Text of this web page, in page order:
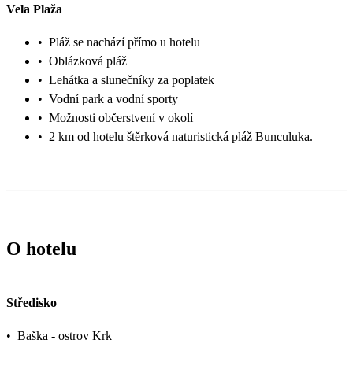
Vela Plaža
• Pláž se nachází přímo u hotelu
• Oblázková pláž
• Lehátka a slunečníky za poplatek
• Vodní park a vodní sporty
• Možnosti občerstvení v okolí
• 2 km od hotelu štěrková naturistická pláž Bunculuka.
O hotelu
Středisko
• Baška - ostrov Krk